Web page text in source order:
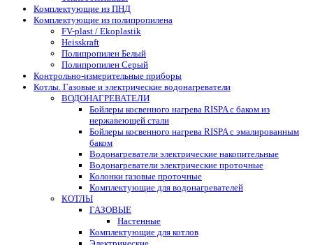
Комплектующие из ПНД
Комплектующие из полипропилена
FV-plast / Ekoplastik
Heisskraft
Полипропилен Белый
Полипропилен Серый
Контрольно-измерительные приборы
Котлы. Газовые и электрические водонагреватели
ВОДОНАГРЕВАТЕЛИ
Бойлеры косвенного нагрева RISPA с баком из
нержавеющей стали
Бойлеры косвенного нагрева RISPA с эмалированным
баком
Водонагреватели электрические накопительные
Водонагреватели электрические проточные
Колонки газовые проточные
Комплектующие для водонагревателей
КОТЛЫ
ГАЗОВЫЕ
Настенные
Комплектующие для котлов